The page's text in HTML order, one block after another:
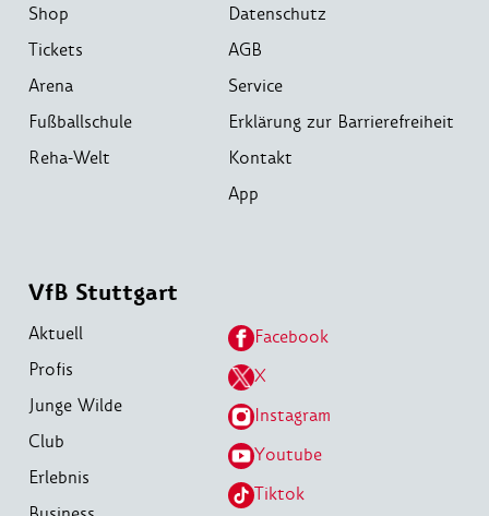
Shop
Tickets
Arena
Fußballschule
Reha-Welt
Datenschutz
AGB
Service
Erklärung zur Barrierefreiheit
Kontakt
App
VfB Stuttgart
Aktuell
Profis
Junge Wilde
Club
Erlebnis
Facebook
X
Instagram
Youtube
Tiktok